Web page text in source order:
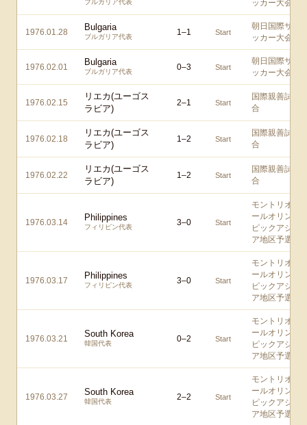
ブルガリア代表 ッカー大会
1976.01.28 Bulgaria
ブルガリア代表 1–1 Start
朝日国際サ
ッカー大会
1976.02.01 Bulgaria
ブルガリア代表 0–3 Start
朝日国際サ
ッカー大会
1976.02.15
リエカ(ユーゴス
ラビア)
2–1 Start
国際親善試
合
1976.02.18
リエカ(ユーゴス
ラビア)
1–2 Start
国際親善試
合
1976.02.22
リエカ(ユーゴス
ラビア)
1–2 Start
国際親善試
合
1976.03.14 Philippines
フィリピン代表 3–0 Start
モントリオ
ールオリン
ピックアジ
ア地区予選
1976.03.17 Philippines
フィリピン代表 3–0 Start
モントリオ
ールオリン
ピックアジ
ア地区予選
1976.03.21 South Korea
韓国代表 0–2 Start
モントリオ
ールオリン
ピックアジ
ア地区予選
1976.03.27 South Korea
韓国代表 2–2 Start
モントリオ
ールオリン
ピックアジ
ア地区予選